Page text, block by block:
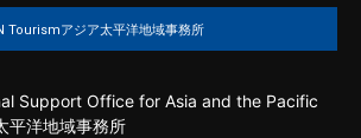
Tourismアジア太平洋地域事務所
Support Office for Asia and the Pacific
平洋地域事務所